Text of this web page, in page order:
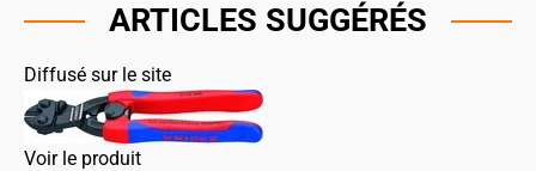
ARTICLES SUGGÉRÉS
Diffusé sur le site
Voir le produit